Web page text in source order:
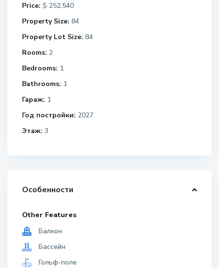
Price: $ 252,540
Property Size: 84
Property Lot Size: 84
Rooms: 2
Bedrooms: 1
Bathrooms: 1
Гараж: 1
Год постройки: 2027
Этаж: 3
Особенности
Other Features
Балкон
Бассейн
Гольф-поле